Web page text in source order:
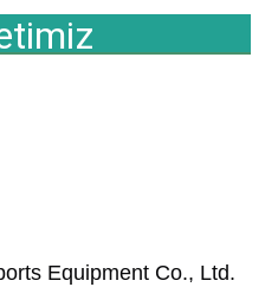
Equipment Co., Ltd.